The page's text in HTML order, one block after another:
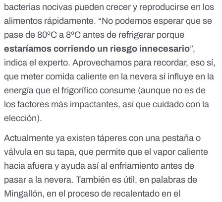
bacterias nocivas pueden crecer y reproducirse en los
alimentos rápidamente. “No podemos esperar que se
pase de 80ºC a 8ºC antes de refrigerar porque
estaríamos corriendo un riesgo innecesario”,
indica el experto. Aprovechamos para recordar, eso sí,
que meter comida caliente en la nevera sí influye en la
energía que el frigorífico consume (aunque no es de
los factores más impactantes, así que cuidado con la
elección).
Actualmente ya existen táperes con una pestaña o
válvula en su tapa, que permite que el vapor caliente
hacia afuera y ayuda así al enfriamiento antes de
pasar a la nevera. También es útil, en palabras de
Mingallón, en el proceso de recalentado en el